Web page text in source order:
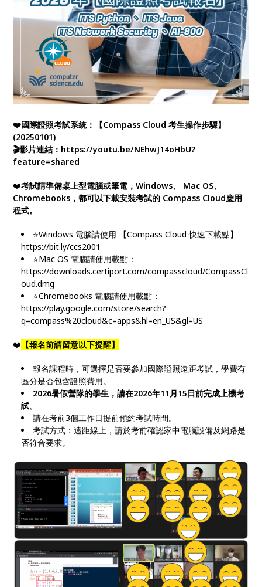
❤️國際證照考試系統：【Compass Cloud 考生操作步驟】
(20250101)
🎬影片連結：https://youtu.be/NEhwJ14oHbU?
feature=shared
❤️考試請準備桌上型電腦或筆電，Windows、 Mac OS、
Chromebooks，都可以下載安裝考試的 Compass Cloud應用
程式。
⭐Windows 電腦請使用 【Compass Cloud 快速下載點】
https://bit.ly/ccs2001
⭐Mac OS 電腦請使用載點：
https://downloads.certiport.com/compasscloud/CompassCl
oud.dmg
⭐Chromebooks 電腦請使用載點：
https://play.google.com/store/search?
q=compass%20cloud&c=apps&hl=en_US&gl=US
❤️ 【報名前請留意以下提醒】
報名課程時，可選擇是否要參加國際證照遠距考試，學費有
區分是否包含證照費用。
2026暑假營隊的學生，請在2026年11月15日前完成上機考
試。
請在考前3個工作日提前預約考試時間。
考試方式：遠距線上，請於考前確認家中電腦設備及網路是
否符合要求。